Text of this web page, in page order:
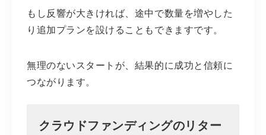
もし反響が大きければ、途中で数量を増やした
り追加プランを設けることもできますです。
無理のないスタートが、結果的に成功と信頼に
つながります。
クラウドファンディングのリター